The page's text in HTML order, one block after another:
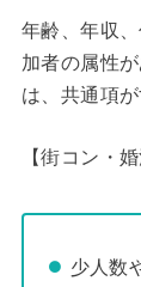
年齢、年収
加者の属性
は、共通項
【街コン・
少人数